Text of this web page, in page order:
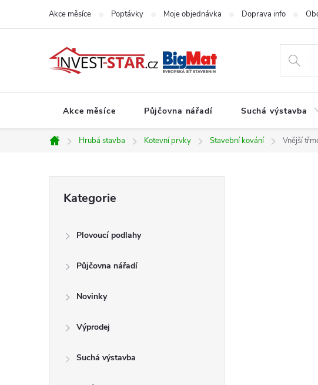
Akce měsíce Poptávky Moje objednávka Doprava info
Akce měsíce Půjčovna nářadí Suchá výstavba
Domů
Hrubá stavba Kotevní prvky Stavební kování Vnější
kategorie
Kategorie
Plovoucí podlahy
Půjčovna nářadí
Novinky
Výprodej
Suchá výstavba